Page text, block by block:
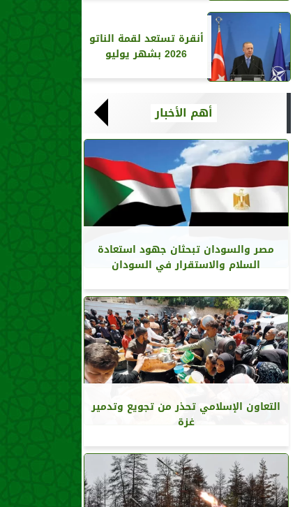
أنقرة تستعد لقمة الناتو
2026 بشهر يوليو
أهم الأخبار
مصر والسودان تبحثان جهود استعادة
السلام والاستقرار في السودان
التعاون الإسلامي تحذر من تجويع وتدمير
غزة